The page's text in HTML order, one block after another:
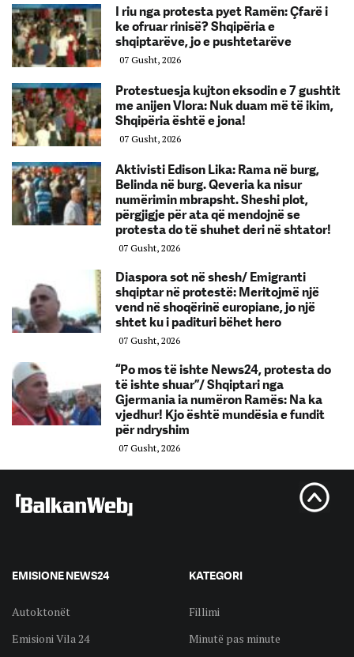
I riu nga protesta pyet Ramën: Çfarë i
ke ofruar rinisë? Shqipëria e
shqiptarëve, jo e pushtetarëve
07 Gusht, 2026
Protestuesja kujton eksodin e 7 gushtit
me anijen Vlora: Nuk duam më të ikim,
Shqipëria është e jona!
07 Gusht, 2026
Aktivisti Edison Lika: Rama në burg,
Belinda në burg. Qeveria ka nisur
numërimin mbrapsht. Sheshi plot,
përgjigje për ata që mendojnë se
protesta do të shuhet deri në shtator!
07 Gusht, 2026
Diaspora sot në shesh/ Emigranti
shqiptar në protestë: Meritojmë një
vend në shoqërinë europiane, jo një
shtet ku i padituri bëhet hero
07 Gusht, 2026
“Po mos të ishte News24, protesta do
të ishte shuar”/ Shqiptari nga
Gjermania ia numëron Ramës: Na ka
vjedhur! Kjo është mundësia e fundit
për ndryshim
07 Gusht, 2026
EMISIONE NEWS24
Autoktonët
Emisioni Vila 24
KATEGORI
Fillimi
Minutë pas minute